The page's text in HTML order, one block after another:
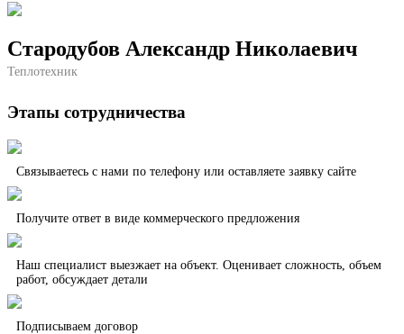
Стародубов Александр Николаевич
Теплотехник
Этапы сотрудничества
Связываетесь с нами по телефону или оставляете заявку сайте
Получите ответ в виде коммерческого предложения
Наш специалист выезжает на объект. Оценивает сложность, объем
работ, обсуждает детали
Подписываем договор